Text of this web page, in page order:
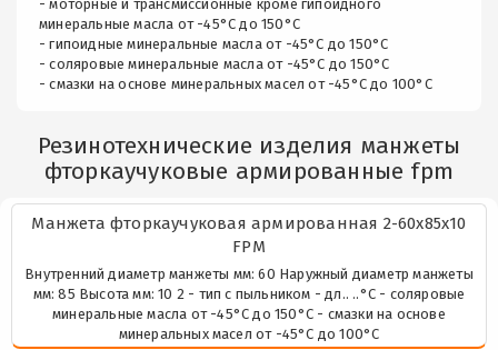
- моторные и трансмиссионные кроме гипоидного
минеральные масла от -45°С до 150°С
- гипоидные минеральные масла от -45°С до 150°С
- соляровые минеральные масла от -45°С до 150°С
- смазки на основе минеральных масел от -45°С до 100°С
Резинотехнические изделия манжеты
фторкаучуковые армированные fpm
Манжета фторкаучуковая армированная 2-60х85х10
FPM
Внутренний диаметр манжеты мм: 60 Наружный диаметр манжеты
мм: 85 Высота мм: 10 2 - тип с пыльником - дл.. ..°С - соляровые
минеральные масла от -45°С до 150°С - смазки на основе
минеральных масел от -45°С до 100°С